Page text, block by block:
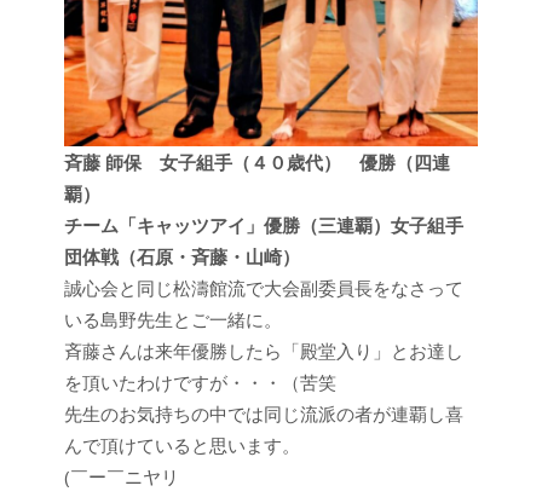
斉藤 師保 女子組手（４０歳代） 優勝（四連
覇）
チーム「キャッツアイ」優勝（三連覇）女子組手
団体戦（石原・斉藤・山崎）
誠心会と同じ松濤館流で大会副委員長をなさって
いる島野先生とご一緒に。
斉藤さんは来年優勝したら「殿堂入り」とお達し
を頂いたわけですが・・・（苦笑
先生のお気持ちの中では同じ流派の者が連覇し喜
んで頂けていると思います。
(￣ー￣ニヤリ